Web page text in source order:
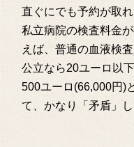
直ぐにでも予約が取
私立病院の検査料金
えば、普通の血液検
公立なら20ユーロ以
500ユーロ(66,000円)
て、かなり「矛盾」